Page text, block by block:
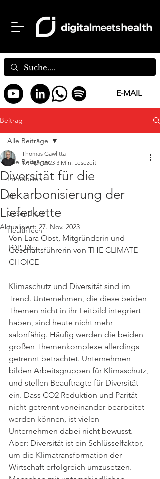
E-MAIL
Beitrag
Alle Beiträge
Immobilien
KI
Gesundheit
HealthTech
TOP_DE
Alle Beiträge
Diversität für die
Dekarbonisierung der
Lieferkette
Thomas Gawlitta
17. Apr. 2023 3 Min. Lesezeit
Aktualisiert: 27. Nov. 2023
Von Lara Obst, Mitgründerin und
Geschäftsführerin von THE CLIMATE
CHOICE
Klimaschutz und Diversität sind im
Trend. Unternehmen, die diese beiden
Themen nicht in ihr Leitbild integriert
haben, sind heute nicht mehr
salonfähig. Häufig werden die beiden
großen Themenkomplexe allerdings
getrennt betrachtet. Unternehmen
bilden Arbeitsgruppen für Klimaschutz,
und stellen Beauftragte für Diversität
ein. Dass CO2 Reduktion und Parität
nicht getrennt voneinander bearbeitet
werden können, ist vielen
Unternehmen dabei nicht bewusst.
Aber: Diversität ist ein Schlüsselfaktor,
um die Klimatransformation der
Wirtschaft erfolgreich umzusetzen.